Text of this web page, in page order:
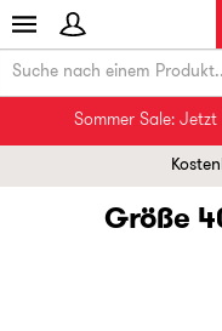
Sommer Sale:
Größe